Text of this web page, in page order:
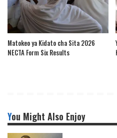
Matokeo ya Kidato cha Sita 2026
NECTA Form Six Results
You Might Also Enjoy